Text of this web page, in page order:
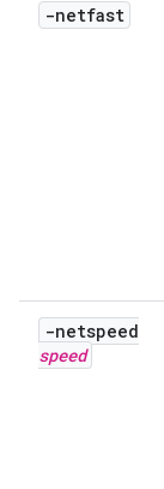
-netfast
-netspeed
speed